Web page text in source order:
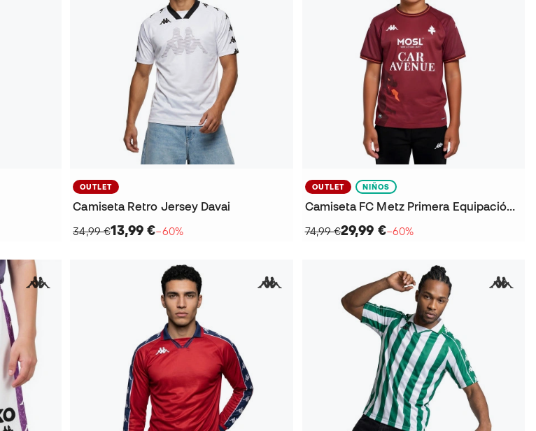
OUTLET
Camiseta Retro Jersey Davai
34,99 €13,99 €−60%
OUTLET NIÑOS
Camiseta FC Metz Primera Equipación 2025-2026 Niño
74,99 €29,99 €−60%